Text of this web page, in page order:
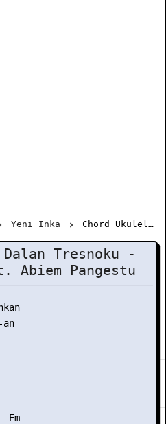
Yeni Inka Chord Ukulele Dalan Tresnoku - Yeni Inka feat. Abiem Pangestu
Tresnoku -
Abiem Pangestu